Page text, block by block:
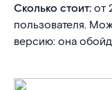
Сколько стоит:от
пользователя.
версию: она